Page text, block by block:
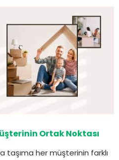
Ortak Noktası
taşıma her müşterinin farklı